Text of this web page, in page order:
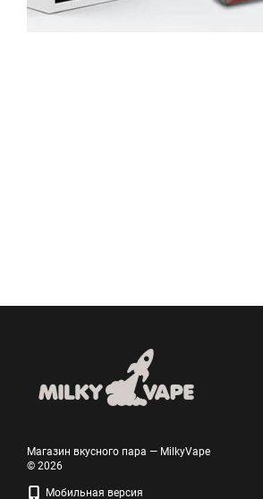
Магазин вкусного пара — MilkyVape
© 2026
Мобильная версия